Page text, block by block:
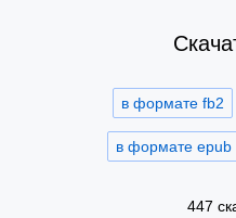
в формате fb2
в формате epub
447